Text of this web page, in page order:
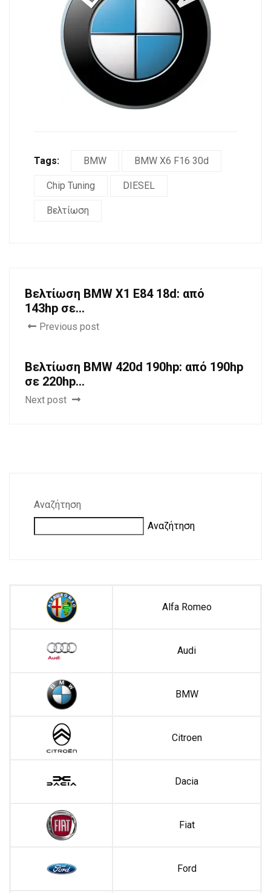
Αναζήτηση
Αναζήτηση
Alfa Romeo
Audi
BMW
Citroen
Dacia
Fiat
Ford
Tags: BMW BMW X6 F16 30d
Chip Tuning DIESEL
Βελτίωση
Βελτίωση BMW X1 E84 18d: από
143hp σε...
Previous post
Βελτίωση BMW 420d 190hp: από 190hp
σε 220hp...
Next post